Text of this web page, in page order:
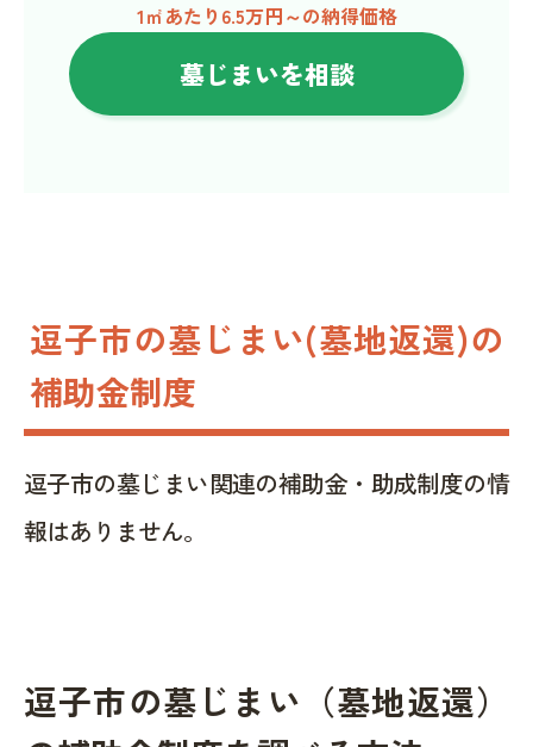
1㎡あたり6.5万円～の納得価格
墓じまいを相談
逗子市の墓じまい(墓地返還)の
補助金制度
逗子市の墓じまい関連の補助金・助成制度の情
報はありません。
逗子市の墓じまい（墓地返還）